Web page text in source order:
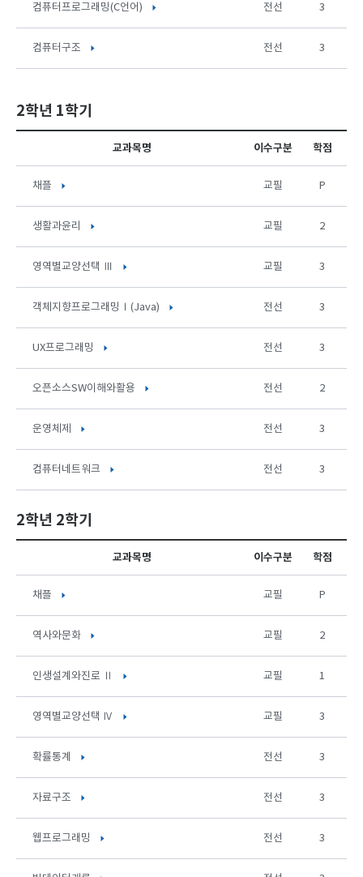
컴퓨터프로그래밍(C언어) 전선 3
컴퓨터구조 전선 3
2학년 1학기
교과목명 이수구분 학점
채플 교필 P
생활과윤리 교필 2
영역별교양선택 Ⅲ 교필 3
객체지향프로그래밍Ⅰ(Java) 전선 3
UX프로그래밍 전선 3
오픈소스SW이해와활용 전선 2
운영체제 전선 3
컴퓨터네트워크 전선 3
2학년 2학기
교과목명 이수구분 학점
채플 교필 P
역사와문화 교필 2
인생설계와진로 Ⅱ 교필 1
영역별교양선택 Ⅳ 교필 3
확률통계 전선 3
자료구조 전선 3
웹프로그래밍 전선 3